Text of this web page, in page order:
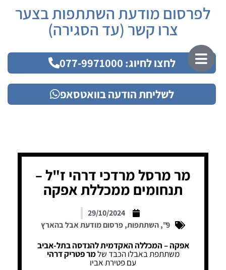
לפרסום מודעת השתתפות בצער
צרו קשר (עד הסגירה)
לחצו לחיוג: 077-9971000
לשליחת הודעה בוואטסאפ
מר מרסל מרדכי דרהי ז"ל –
תנחומים ממכללת אפקה
29/10/2024
9"
,השתתפות,פרסום מודעת אבל בהארץ
אפקה – המכללה האקדמית להנדסה בתל-אביב
משתתפת באבלו הכבד שלמר פטריק דרהי
עם פטירת אביו